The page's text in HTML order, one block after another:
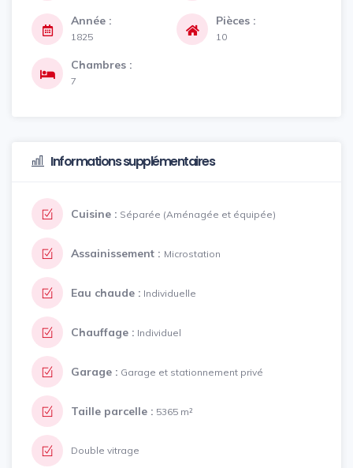
Année :
1825
Pièces :
10
Chambres :
7
Informations supplémentaires
Cuisine : Séparée (Aménagée et équipée)
Assainissement : Microstation
Eau chaude : Individuelle
Chauffage : Individuel
Garage : Garage et stationnement privé
Taille parcelle : 5365 m²
Double vitrage